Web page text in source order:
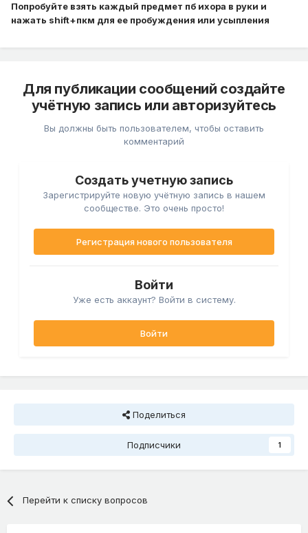
Попробуйте взять каждый предмет пб ихора в руки и
нажать shift+пкм для ее пробуждения или усыпления
Для публикации сообщений создайте
учётную запись или авторизуйтесь
Вы должны быть пользователем, чтобы оставить
комментарий
Создать учетную запись
Зарегистрируйте новую учётную запись в нашем
сообществе. Это очень просто!
Регистрация нового пользователя
Войти
Уже есть аккаунт? Войти в систему.
Войти
Поделиться
Подписчики 1
Перейти к списку вопросов